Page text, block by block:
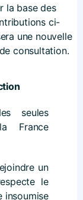
la base des
ci-
une nouvelle
consultation.
seules
France
un
le
insoumise